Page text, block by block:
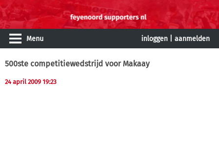
Menu inloggen aanmelden
500ste competitiewedstrijd voor Makaay
24 april 2009 19:23